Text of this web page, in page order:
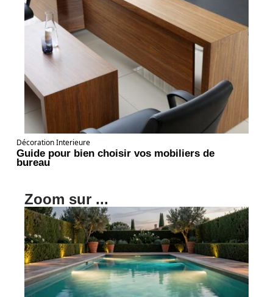
Décoration Interieure
Guide pour bien choisir vos mobiliers de
bureau
Zoom sur ...